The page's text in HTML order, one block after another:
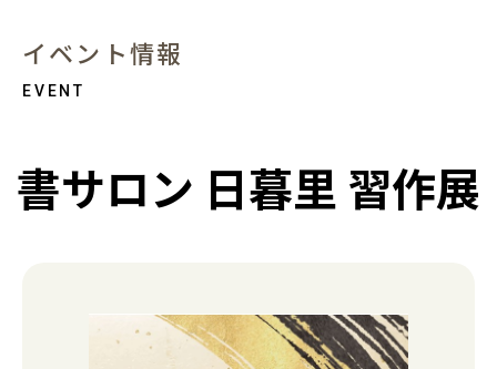
イベント情報
書サロン 日暮里 習作展